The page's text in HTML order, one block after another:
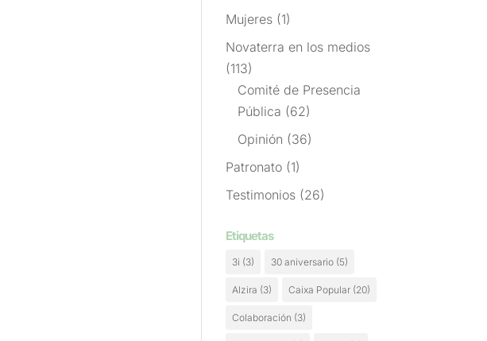
Mujeres (1)
Novaterra en los medios
(113)
Comité de Presencia
Pública (62)
Opinión (36)
Patronato (1)
Testimonios (26)
Etiquetas
3i (3) 30 aniversario (5)
Alzira (3) Caixa Popular (20)
Colaboración (3)